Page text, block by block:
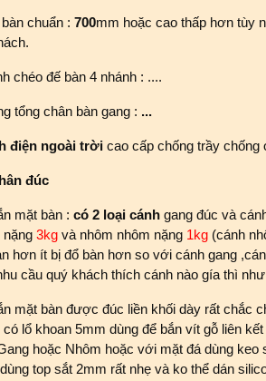
chuẩn : 700mm hoặc cao thấp hơn tùy
chéo đế bàn 4 nhánh : ....
tổng chân bàn gang : ...
điện ngoài trời cao cấp chống trầy chống
đúc
mặt bàn : có 2 loại cánh gang đúc và
nặng 3kg và nhôm nhôm nặng 1kg (cánh
hơn ít bị đổ bàn hơn so với cánh gang
cầu quý khách thích cánh nào gía thì
mặt bàn được đúc liền khối dày rất chắc
có lổ khoan 5mm dùng để bắn vít gỗ liên
hoặc Nhôm hoặc với mặt đá dùng keo
top sắt 2mm rất nhẹ và ko thể dán